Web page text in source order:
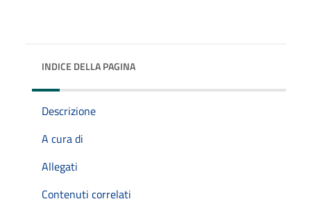
INDICE DELLA PAGINA
Descrizione
A cura di
Allegati
Contenuti correlati